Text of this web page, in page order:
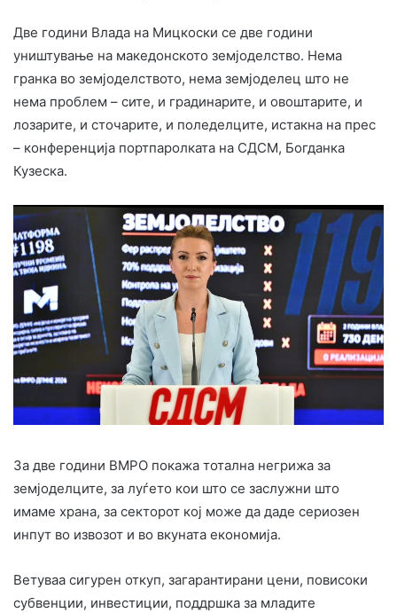
Две години Влада на Мицкоски се две години
уништување на македонското земјоделство. Нема
гранка во земјоделството, нема земјоделец што не
нема проблем – сите, и градинарите, и овоштарите, и
лозарите, и сточарите, и поледелците, истакна на прес
– конференција портпаролката на СДСМ, Богданка
Кузеска.
За две години ВМРО покажа тотална негрижа за
земјоделците, за луѓето кои што се заслужни што
имаме храна, за секторот кој може да даде сериозен
инпут во извозот и во вкуната економија.
Ветуваа сигурен откуп, загарантирани цени, повисоки
субвенции, инвестиции, поддршка за младите